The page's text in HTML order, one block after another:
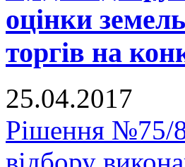
оцінки
торгів на
25.04.2017
Рішення №75/8